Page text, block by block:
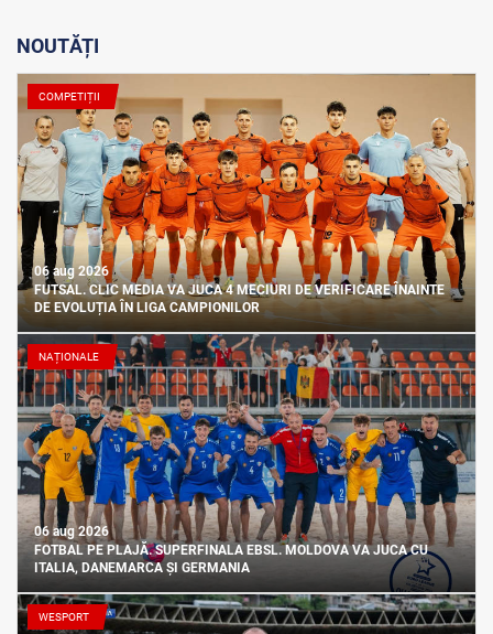
NOUTĂȚI
COMPETIȚII
06 aug 2026
FUTSAL. CLIC MEDIA VA JUCA 4 MECIURI DE VERIFICARE ÎNAINTE
DE EVOLUȚIA ÎN LIGA CAMPIONILOR
NAȚIONALE
06 aug 2026
FOTBAL PE PLAJĂ. SUPERFINALA EBSL. MOLDOVA VA JUCA CU
ITALIA, DANEMARCA ȘI GERMANIA
WESPORT